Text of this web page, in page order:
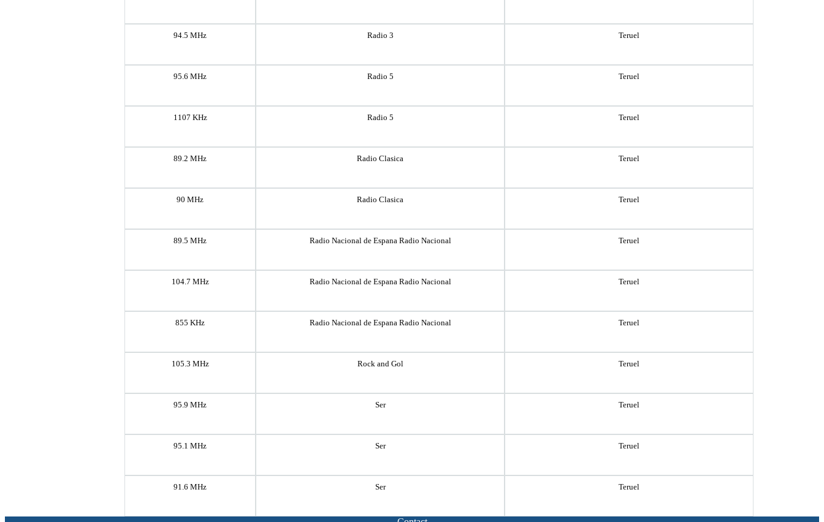
94.5 MHz Radio 3 Teruel
95.6 MHz Radio 5 Teruel
1107 KHz Radio 5 Teruel
89.2 MHz Radio Clasica Teruel
90 MHz Radio Clasica Teruel
89.5 MHz Radio Nacional de Espana Radio Nacional Teruel
104.7 MHz Radio Nacional de Espana Radio Nacional Teruel
855 KHz Radio Nacional de Espana Radio Nacional Teruel
105.3 MHz Rock and Gol Teruel
95.9 MHz Ser Teruel
95.1 MHz Ser Teruel
91.6 MHz Ser Teruel